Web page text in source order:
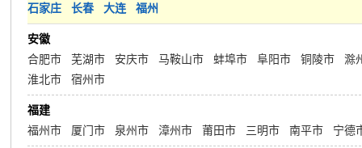
石家庄
长春 大连 福州
安徽
合肥市
芜湖市 安庆市 马鞍山市 蚌埠市 阜阳市 铜陵市
滁
淮北市
宿州市
福建
福州市
厦门市 泉州市 漳州市 莆田市 三明市 南平市 宁德